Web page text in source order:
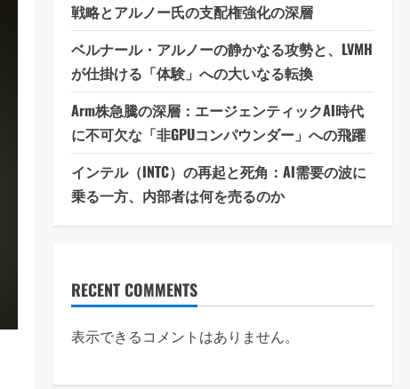
戦略とアルノー氏の支配権強化の深層
ベルナール・アルノーの静かなる攻勢と、LVMH
が仕掛ける「体験」への大いなる転換
Arm株急騰の深層：エージェンティックAI時代
に不可欠な「非GPUコンパウンダー」への飛躍
インテル（INTC）の再起と死角：AI需要の波に
乗る一方、内部者は何を売るのか
RECENT COMMENTS
表示できるコメントはありません。